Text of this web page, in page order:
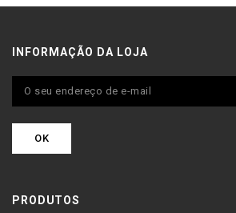
INFORMAÇÃO DA LOJA
PRODUTOS